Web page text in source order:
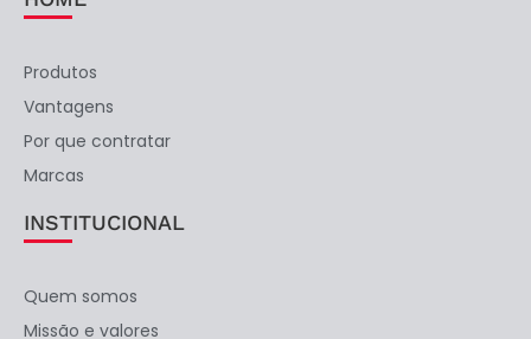
Produtos
Vantagens
Por que contratar
Marcas
INSTITUCIONAL
Quem somos
Missão e valores